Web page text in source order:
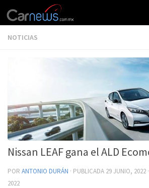
NOTICIAS
Nissan LEAF gana el ALD
POR ANTONIO DURÁN · PUBLICADA 29 JUNIO, 2022
2022